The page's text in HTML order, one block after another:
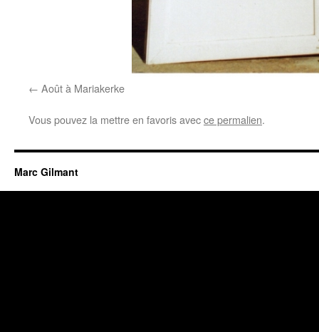
Août à Mariakerke
Vous pouvez la mettre en favoris avecce permalien.
Marc Gilmant